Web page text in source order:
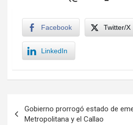
Facebook Twitter/X
LinkedIn
de
Gobierno prorrogó estado de
Metropolitana y el Callao